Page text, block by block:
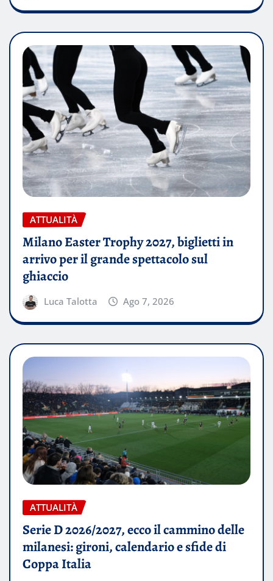
ATTUALITÀ
Milano Easter Trophy 2027, biglietti in
arrivo per il grande spettacolo sul
ghiaccio
Luca Talotta Ago 7, 2026
ATTUALITÀ
Serie D 2026/2027, ecco il cammino delle
milanesi: gironi, calendario e sfide di
Coppa Italia